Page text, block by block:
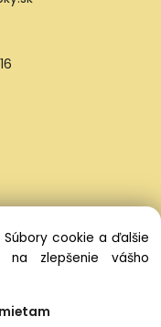
cookie a ďalšie
na zlepšenie vášho